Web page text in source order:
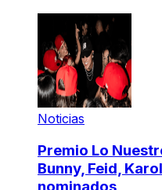
Noticias
Premio Lo
Bunny, Feid,